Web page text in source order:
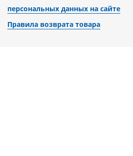
персональных данных на сайте
Правила возврата товара